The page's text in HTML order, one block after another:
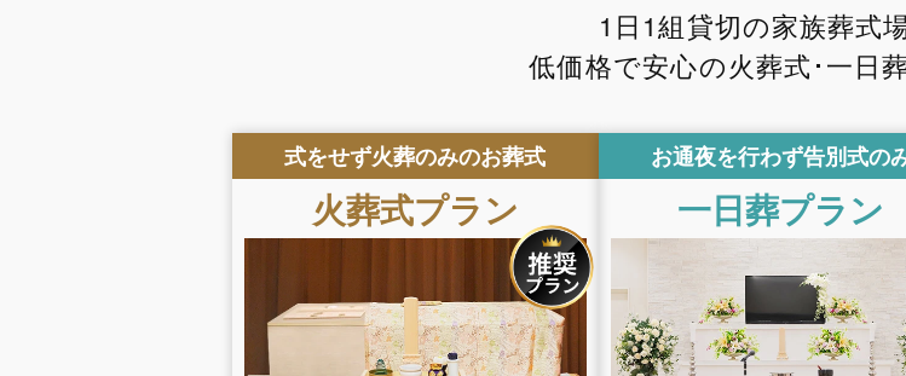
1日1組貸切の家族葬式
低価格で安心の火葬式･一日
式をせず火葬のみのお葬式
火葬式プラン
お通夜を行わず告別式の
一日葬プラン